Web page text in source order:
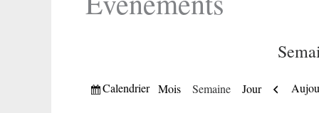
Vue
Calendrier Mois Semaine Jour